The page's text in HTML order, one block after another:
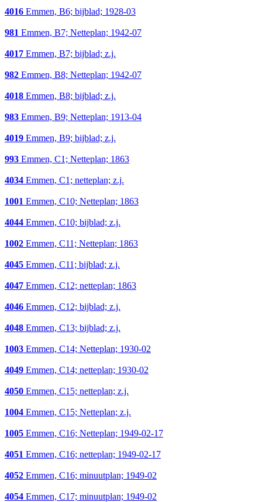
4016 Emmen, B6; bijblad; 1928-03
981 Emmen, B7; Netteplan; 1942-07
4017 Emmen, B7; bijblad; z.j.
982 Emmen, B8; Netteplan; 1942-07
4018 Emmen, B8; bijblad; z.j.
983 Emmen, B9; Netteplan; 1913-04
4019 Emmen, B9; bijblad; z.j.
993 Emmen, C1; Netteplan; 1863
4034 Emmen, C1; netteplan; z.j.
1001 Emmen, C10; Netteplan; 1863
4044 Emmen, C10; bijblad; z.j.
1002 Emmen, C11; Netteplan; 1863
4045 Emmen, C11; bijblad; z.j.
4047 Emmen, C12; netteplan; 1863
4046 Emmen, C12; bijblad; z.j.
4048 Emmen, C13; bijblad; z.j.
1003 Emmen, C14; Netteplan; 1930-02
4049 Emmen, C14; netteplan; 1930-02
4050 Emmen, C15; netteplan; z.j.
1004 Emmen, C15; Netteplan; z.j.
1005 Emmen, C16; Netteplan; 1949-02-17
4051 Emmen, C16; netteplan; 1949-02-17
4052 Emmen, C16; minuutplan; 1949-02
4054 Emmen, C17; minuutplan; 1949-02